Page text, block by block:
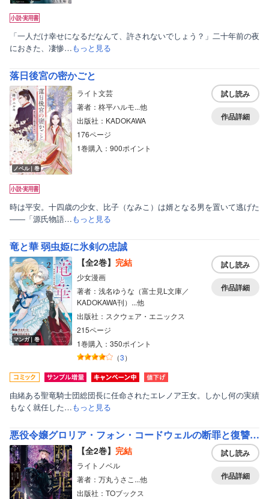
「一人だけ幸せになるだなんて、許されないでしょう？」二十年前の夜
におきた、凄惨…もっと見る
落日後宮の密かごと
ノベル｜巻
ライト文芸
著者：柊平ハルモ...他
出版社：KADOKAWA
176ページ
1巻購入：900ポイント
試し読み
作品詳細
時は平安。十四歳の少女、比子（なみこ）は婿となる男を置いて逃げた
――「源氏物語…もっと見る
竜と華 弱虫姫に氷剣の忠誠
マンガ｜巻
【全2巻】 完結
少女漫画
著者：浅名ゆうな（富士見L文庫／
KADOKAWA刊）...他
出版社：スクウェア・エニックス
215ページ
1巻購入：350ポイント
（3）
試し読み
作品詳細
由緒ある聖竜騎士団総団長に任命されたエレノア王女。しかし何の実績
もなく就任した…もっと見る
悪役令嬢グロリア・フォン・コードウェルの断罪と復讐【電子書籍限定書き下ろしSS付き】
【全2巻】 完結
ライトノベル
著者：万丸うさこ...他
出版社：TOブックス
試し読み
作品詳細